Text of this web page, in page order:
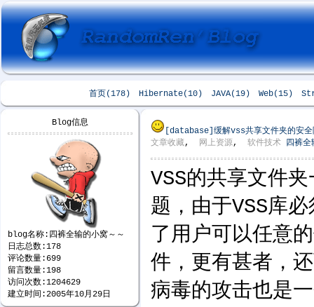
首页(178) Hibernate(10) JAVA(19) Web(15)
Blog信息
blog名称:四裤全输的小窝～～
日志总数:178
评论数量:699
留言数量:198
访问次数:1204629
建立时间:2005年10月29日
[database] 缓解vss共享文件夹的安
文章收藏, 网上资源, 软件技术 四裤全
VSS的共享文件
题，由于VSS库
了用户可以任意
件，更有甚者，
病毒的攻击也是